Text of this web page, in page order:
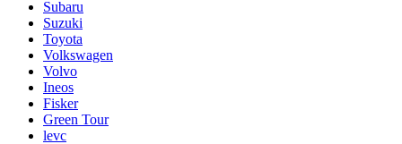
Subaru
Suzuki
Toyota
Volkswagen
Volvo
Ineos
Fisker
Green Tour
levc